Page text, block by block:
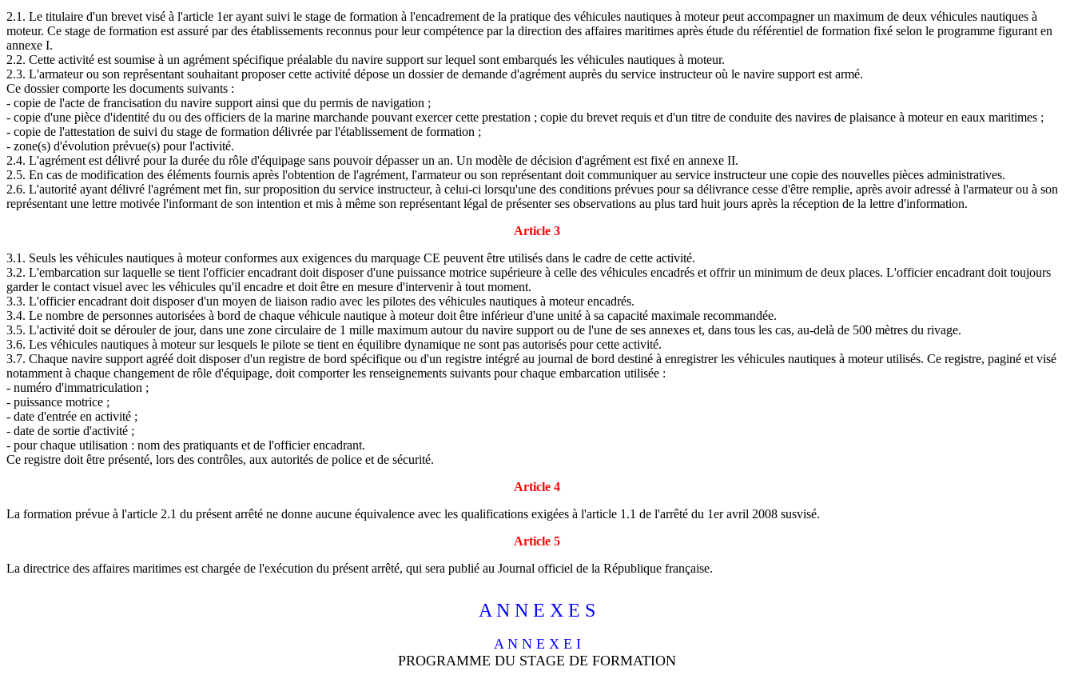
2.1. Le titulaire d'un brevet visé à l'article 1er ayant suivi le stage de formation à l'encadrement de la pratique des véhicules nautiques à moteur peut accompagner un maximum de deux véhicules nautiques à
moteur. Ce stage de formation est assuré par des établissements reconnus pour leur compétence par la direction des affaires maritimes après étude du référentiel de formation fixé selon le programme figurant en
annexe I.
2.2. Cette activité est soumise à un agrément spécifique préalable du navire support sur lequel sont embarqués les véhicules nautiques à moteur.
2.3. L'armateur ou son représentant souhaitant proposer cette activité dépose un dossier de demande d'agrément auprès du service instructeur où le navire support est armé.
Ce dossier comporte les documents suivants :
- copie de l'acte de francisation du navire support ainsi que du permis de navigation ;
- copie d'une pièce d'identité du ou des officiers de la marine marchande pouvant exercer cette prestation ; copie du brevet requis et d'un titre de conduite des navires de plaisance à moteur en eaux maritimes ;
- copie de l'attestation de suivi du stage de formation délivrée par l'établissement de formation ;
- zone(s) d'évolution prévue(s) pour l'activité.
2.4. L'agrément est délivré pour la durée du rôle d'équipage sans pouvoir dépasser un an. Un modèle de décision d'agrément est fixé en annexe II.
2.5. En cas de modification des éléments fournis après l'obtention de l'agrément, l'armateur ou son représentant doit communiquer au service instructeur une copie des nouvelles pièces administratives.
2.6. L'autorité ayant délivré l'agrément met fin, sur proposition du service instructeur, à celui-ci lorsqu'une des conditions prévues pour sa délivrance cesse d'être remplie, après avoir adressé à l'armateur ou à son
représentant une lettre motivée l'informant de son intention et mis à même son représentant légal de présenter ses observations au plus tard huit jours après la réception de la lettre d'information.
Article 3
3.1. Seuls les véhicules nautiques à moteur conformes aux exigences du marquage CE peuvent être utilisés dans le cadre de cette activité.
3.2. L'embarcation sur laquelle se tient l'officier encadrant doit disposer d'une puissance motrice supérieure à celle des véhicules encadrés et offrir un minimum de deux places. L'officier encadrant doit toujours
garder le contact visuel avec les véhicules qu'il encadre et doit être en mesure d'intervenir à tout moment.
3.3. L'officier encadrant doit disposer d'un moyen de liaison radio avec les pilotes des véhicules nautiques à moteur encadrés.
3.4. Le nombre de personnes autorisées à bord de chaque véhicule nautique à moteur doit être inférieur d'une unité à sa capacité maximale recommandée.
3.5. L'activité doit se dérouler de jour, dans une zone circulaire de 1 mille maximum autour du navire support ou de l'une de ses annexes et, dans tous les cas, au-delà de 500 mètres du rivage.
3.6. Les véhicules nautiques à moteur sur lesquels le pilote se tient en équilibre dynamique ne sont pas autorisés pour cette activité.
3.7. Chaque navire support agréé doit disposer d'un registre de bord spécifique ou d'un registre intégré au journal de bord destiné à enregistrer les véhicules nautiques à moteur utilisés. Ce registre, paginé et visé
notamment à chaque changement de rôle d'équipage, doit comporter les renseignements suivants pour chaque embarcation utilisée :
- numéro d'immatriculation ;
- puissance motrice ;
- date d'entrée en activité ;
- date de sortie d'activité ;
- pour chaque utilisation : nom des pratiquants et de l'officier encadrant.
Ce registre doit être présenté, lors des contrôles, aux autorités de police et de sécurité.
Article 4
La formation prévue à l'article 2.1 du présent arrêté ne donne aucune équivalence avec les qualifications exigées à l'article 1.1 de l'arrêté du 1er avril 2008 susvisé.
Article 5
La directrice des affaires maritimes est chargée de l'exécution du présent arrêté, qui sera publié au Journal officiel de la République française.
A N N E X E S
A N N E X E I
PROGRAMME DU STAGE DE FORMATION